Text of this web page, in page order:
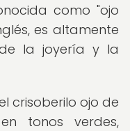
como "ojo
es altamente
la joyería y la
crisoberilo ojo de
tonos verdes,